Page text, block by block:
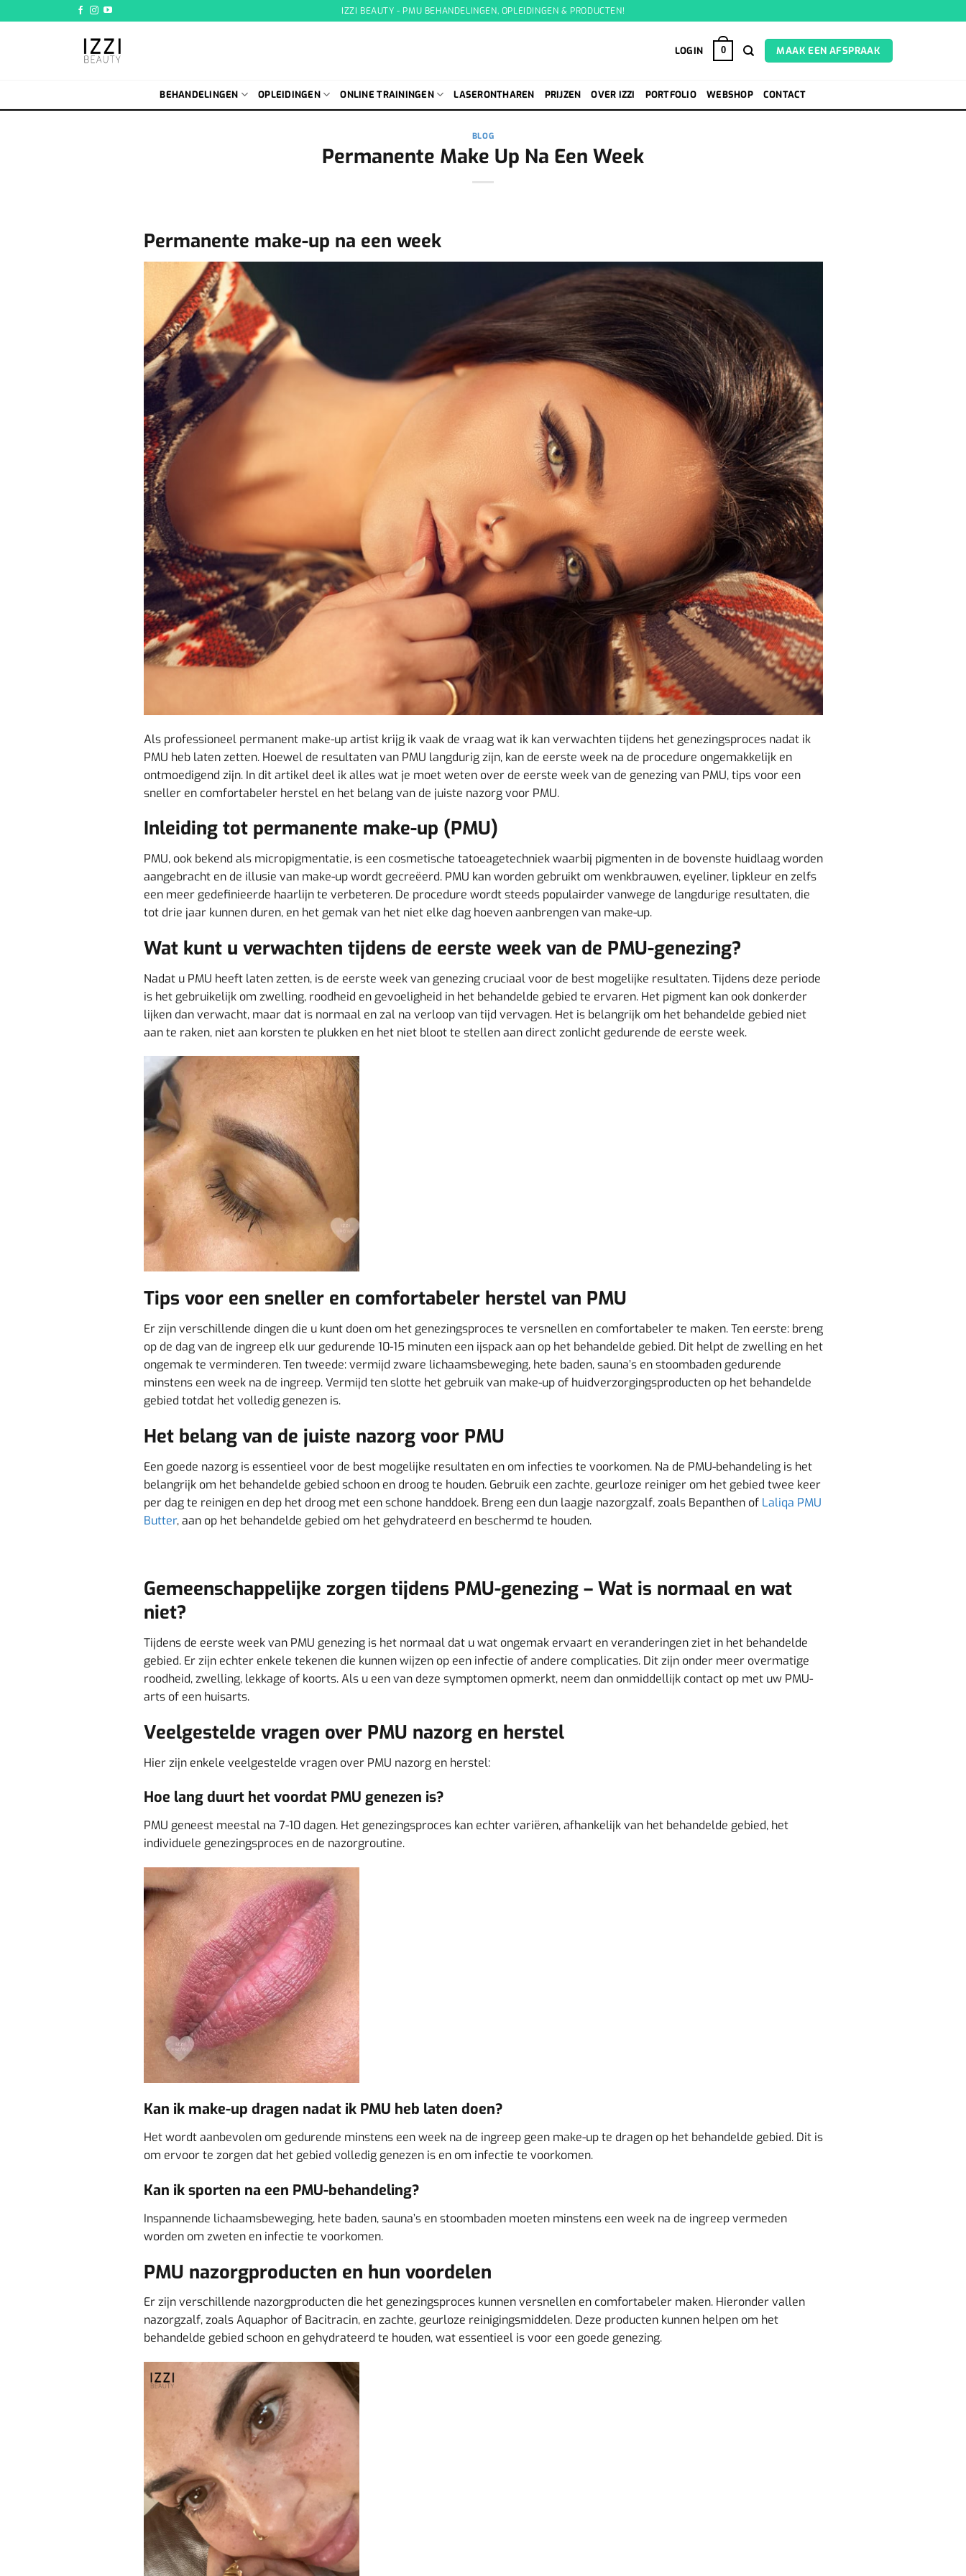
naar
IZZI BEAUTY - PMU BEHANDELINGEN, OPLEIDINGEN & PRODUCTEN!
LOGIN 0 MAAK EEN AFSPRAAK
BEHANDELINGEN OPLEIDINGEN ONLINE TRAININGEN LASERONTHAREN PRIJZEN OVER IZZI PORTFOLIO WEBSHOP CONTACT
BLOG
Permanente Make Up Na Een Week
Permanente make-up na een week
Als professioneel permanent make-up artist krijg ik vaak de vraag wat ik kan verwachten tijdens het genezingsproces nadat ik
PMU heb laten zetten. Hoewel de resultaten van PMU langdurig zijn, kan de eerste week na de procedure ongemakkelijk en
ontmoedigend zijn. In dit artikel deel ik alles wat je moet weten over de eerste week van de genezing van PMU, tips voor een
sneller en comfortabeler herstel en het belang van de juiste nazorg voor PMU.
Inleiding tot permanente make-up (PMU)
PMU, ook bekend als micropigmentatie, is een cosmetische tatoeagetechniek waarbij pigmenten in de bovenste huidlaag worden
aangebracht en de illusie van make-up wordt gecreëerd. PMU kan worden gebruikt om wenkbrauwen, eyeliner, lipkleur en zelfs
een meer gedefinieerde haarlijn te verbeteren. De procedure wordt steeds populairder vanwege de langdurige resultaten, die
tot drie jaar kunnen duren, en het gemak van het niet elke dag hoeven aanbrengen van make-up.
Wat kunt u verwachten tijdens de eerste week van de PMU-genezing?
Nadat u PMU heeft laten zetten, is de eerste week van genezing cruciaal voor de best mogelijke resultaten. Tijdens deze periode
is het gebruikelijk om zwelling, roodheid en gevoeligheid in het behandelde gebied te ervaren. Het pigment kan ook donkerder
lijken dan verwacht, maar dat is normaal en zal na verloop van tijd vervagen. Het is belangrijk om het behandelde gebied niet
aan te raken, niet aan korsten te plukken en het niet bloot te stellen aan direct zonlicht gedurende de eerste week.
Tips voor een sneller en comfortabeler herstel van PMU
Er zijn verschillende dingen die u kunt doen om het genezingsproces te versnellen en comfortabeler te maken. Ten eerste: breng
op de dag van de ingreep elk uur gedurende 10-15 minuten een ijspack aan op het behandelde gebied. Dit helpt de zwelling en het
ongemak te verminderen. Ten tweede: vermijd zware lichaamsbeweging, hete baden, sauna’s en stoombaden gedurende
minstens een week na de ingreep. Vermijd ten slotte het gebruik van make-up of huidverzorgingsproducten op het behandelde
gebied totdat het volledig genezen is.
Het belang van de juiste nazorg voor PMU
Een goede nazorg is essentieel voor de best mogelijke resultaten en om infecties te voorkomen. Na de PMU-behandeling is het
belangrijk om het behandelde gebied schoon en droog te houden. Gebruik een zachte, geurloze reiniger om het gebied twee keer
per dag te reinigen en dep het droog met een schone handdoek. Breng een dun laagje nazorgzalf, zoals Bepanthen of Laliqa PMU
Butter, aan op het behandelde gebied om het gehydrateerd en beschermd te houden.
Gemeenschappelijke zorgen tijdens PMU-genezing – Wat is normaal en wat
niet?
Tijdens de eerste week van PMU genezing is het normaal dat u wat ongemak ervaart en veranderingen ziet in het behandelde
gebied. Er zijn echter enkele tekenen die kunnen wijzen op een infectie of andere complicaties. Dit zijn onder meer overmatige
roodheid, zwelling, lekkage of koorts. Als u een van deze symptomen opmerkt, neem dan onmiddellijk contact op met uw PMU-
arts of een huisarts.
Veelgestelde vragen over PMU nazorg en herstel
Hier zijn enkele veelgestelde vragen over PMU nazorg en herstel:
Hoe lang duurt het voordat PMU genezen is?
PMU geneest meestal na 7-10 dagen. Het genezingsproces kan echter variëren, afhankelijk van het behandelde gebied, het
individuele genezingsproces en de nazorgroutine.
Kan ik make-up dragen nadat ik PMU heb laten doen?
Het wordt aanbevolen om gedurende minstens een week na de ingreep geen make-up te dragen op het behandelde gebied. Dit is
om ervoor te zorgen dat het gebied volledig genezen is en om infectie te voorkomen.
Kan ik sporten na een PMU-behandeling?
Inspannende lichaamsbeweging, hete baden, sauna’s en stoombaden moeten minstens een week na de ingreep vermeden
worden om zweten en infectie te voorkomen.
PMU nazorgproducten en hun voordelen
Er zijn verschillende nazorgproducten die het genezingsproces kunnen versnellen en comfortabeler maken. Hieronder vallen
nazorgzalf, zoals Aquaphor of Bacitracin, en zachte, geurloze reinigingsmiddelen. Deze producten kunnen helpen om het
behandelde gebied schoon en gehydrateerd te houden, wat essentieel is voor een goede genezing.